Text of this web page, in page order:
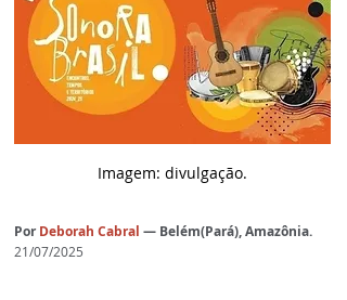
Imagem: divulgação.
Por Deborah Cabral — Belém(Pará), Amazônia.
21/07/2025